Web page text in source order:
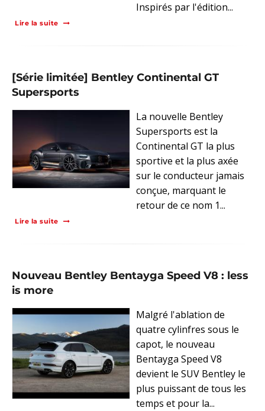
Inspirés par l'édition...
Lire la suite
[Série limitée] Bentley Continental GT
Supersports
La nouvelle Bentley
Supersports est la
Continental GT la plus
sportive et la plus axée
sur le conducteur jamais
conçue, marquant le
retour de ce nom 1...
Lire la suite
Nouveau Bentley Bentayga Speed V8 : less
is more
Malgré l'ablation de
quatre cylinfres sous le
capot, le nouveau
Bentayga Speed V8
devient le SUV Bentley le
plus puissant de tous les
temps et pour la...